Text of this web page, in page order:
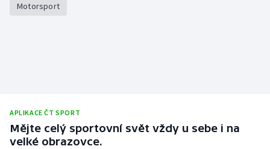
Motorsport
APLIKACE ČT SPORT
Mějte celý sportovní svět vždy u sebe i na
velké obrazovce.